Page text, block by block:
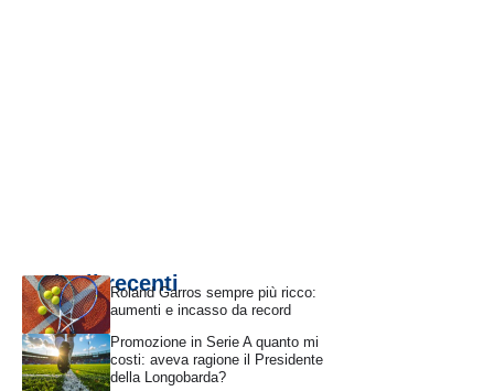
Articoli recentiRoland Garros sempre più ricco:
aumenti e incasso da record
Promozione in Serie A quanto mi
costi: aveva ragione il Presidente
della Longobarda?